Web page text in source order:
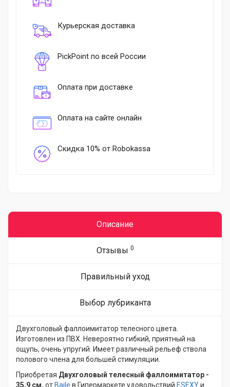
Курьерская доставка
PickPoint по всей России
Оплата при доставке
Оплата на сайте онлайн
Скидка 10% от Robokassa
Описание
Отзывы 0
Правильный уход
Выбор лубриканта
Двухголовый фаллоимитатор телесного цвета.
Изготовлен из ПВХ. Невероятно гибкий, приятный на
ощупь, очень упругий. Имеет различный рельеф ствола
полового члена для большей стимуляции.
Приобретая Двухголовый телесный фаллоимитатор -
35,9 см. от Baile в Гипермаркете удовольствий ESEXYи